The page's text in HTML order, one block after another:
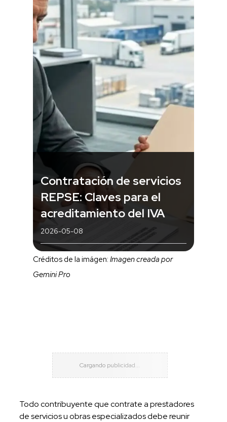
Contratación de servicios
REPSE: Claves para el
acreditamiento del IVA
2026-05-08
Créditos de la imágen: Imagen creada por
Gemini Pro
Todo contribuyente que contrate a prestadores
de servicios u obras especializados debe reunir